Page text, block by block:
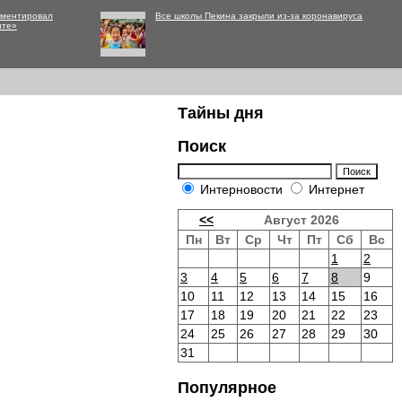
Все школы Пекина закрыли из-за коронавируса
Тайны дня
Поиск
Интерновости Интернет
<<
Август 2026
Пн
Вт Ср Чт Пт Сб
Вс
1
2
3
4 5 6 7 8
9
10
11 12 13 14 15
16
17
18 19 20 21 22
23
24
25 26 27 28 29
30
31
Популярное